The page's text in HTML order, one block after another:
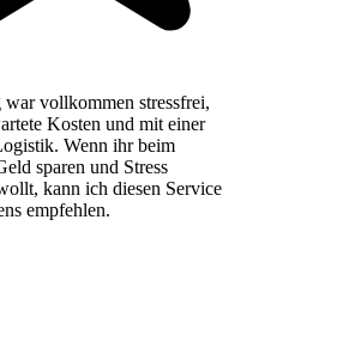
vollkommen stressfrei,
Kosten und mit einer
Wenn ihr beim
sparen und Stress
kann ich diesen Service
empfehlen.